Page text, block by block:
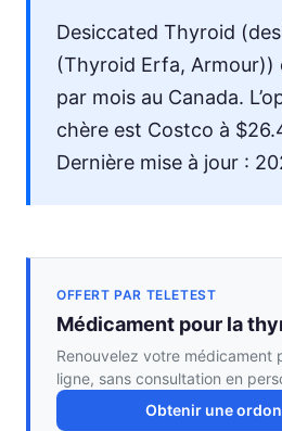
Desiccated Thyroid
(Thyroid Erfa, Armour))
par mois au Canada.
chère est Costco à
Dernière mise à jour :
OFFERT PAR TELETEST
Médicament pour la
Renouvelez votre médicament
ligne, sans consultation en
Obtenir une